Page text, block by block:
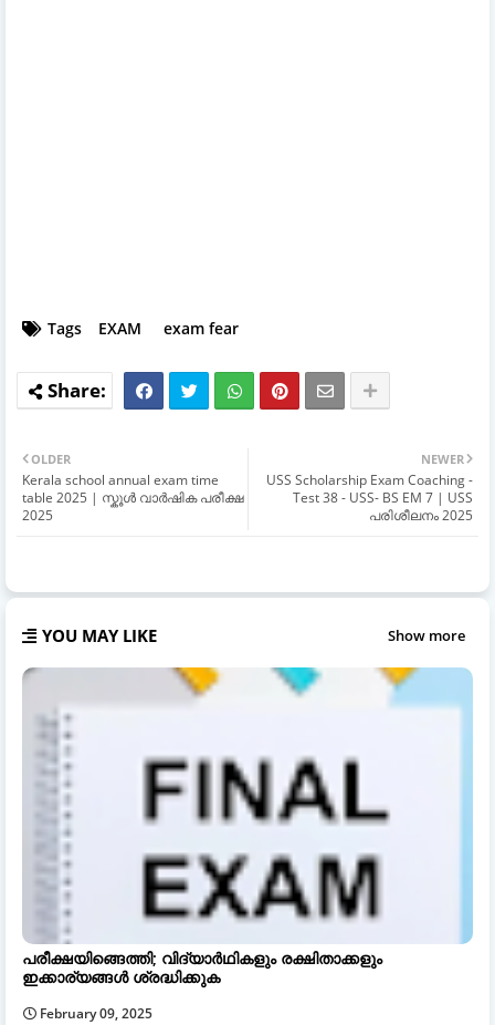
Tags EXAM exam fear
NEWER
USS Scholarship Exam Coaching -
Test 38 - USS- BS EM 7 | USS
പരിശീലനം 2025
OLDER
Kerala school annual exam time
table 2025 | സ്കൂൾ വാർഷിക പരീക്ഷ
2025
YOU MAY LIKE Show more
പരീക്ഷയിങ്ങെത്തി; വിദ്യാർഥികളും രക്ഷിതാക്കളും
ഇക്കാര്യങ്ങൾ ശ്രദ്ധിക്കുക
February 09, 2025